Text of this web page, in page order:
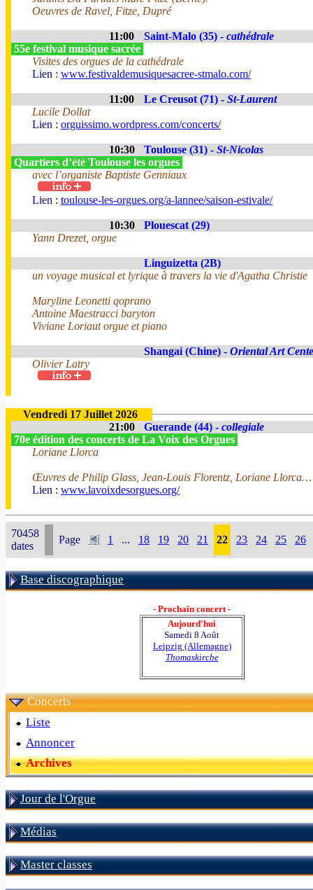
Oeuvres de Ravel, Fitze, Dupré
11:00 Saint-Malo (35) - cathédrale
55e festival musique sacrée
Visites des orgues de la cathédrale
Lien : www.festivaldemusiquesacree-stmalo.com/
11:00 Le Creusot (71) - St-Laurent
Lucile Dollat
Lien : orguissimo.wordpress.com/concerts/
10:30 Toulouse (31) - St-Nicolas
Quartiers d’été Toulouse les orgues
avec l’organiste Baptiste Genniaux
Lien : toulouse-les-orgues.org/a-lannee/saison-estivale/
10:30
Plouescat (29)
Yann Drezet, orgue
Linguizetta (2B)
un voyage musical et lyrique à travers la vie d'Agatha Christie
Maryline Leonetti qoprano
Antoine Maestracci baryton
Viviane Loriaut orgue et piano
Shangai (Chine) - Oriental Art
Olivier Latry
Vendredi 17 Juillet 2026
21:00
Guerande (44) - collegiale
70e édition des concerts de La Voix des Orgues
Loriane Llorca
Œuvres de Philip Glass, Jean-Louis Florentz, Loriane Llorca…
Lien : www.lavoixdesorgues.org/
70458
dates
Page 1 ... 18 19 20 21 22 23 24 25 26
Base discographique
- Prochain concert -
Aujourd'hui
Samedi 8 Août
Leipzig (Allemagne)
Thomaskirche
Concerts
Liste
Annoncer
Archives
Jour de l'Orgue
Médias
Master classes